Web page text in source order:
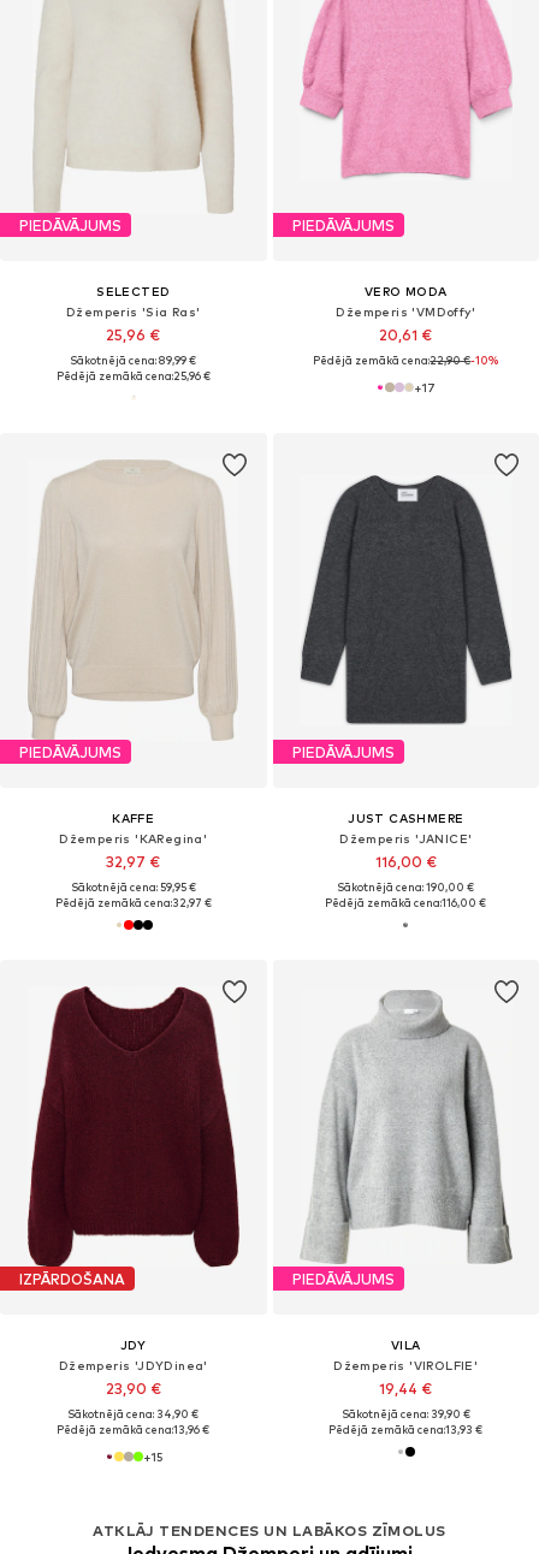
PIEDĀVĀJUMS
SELECTED
Džemperis 'Sia Ras'
25,96 €
Sākotnējā cena: 89,99 €
Pēdējā zemākā cena:25,96 €
PIEDĀVĀJUMS
VERO MODA
Džemperis 'VMDoffy'
20,61 €
Pēdējā zemākā cena:22,90 €-10%
+17
PIEDĀVĀJUMS
KAFFE
Džemperis 'KARegina'
32,97 €
Sākotnējā cena: 59,95 €
Pēdējā zemākā cena:32,97 €
PIEDĀVĀJUMS
JUST CASHMERE
Džemperis 'JANICE'
116,00 €
Sākotnējā cena: 190,00 €
Pēdējā zemākā cena:116,00 €
IZPĀRDOŠANA
JDY
Džemperis 'JDYDinea'
23,90 €
Sākotnējā cena: 34,90 €
Pēdējā zemākā cena:13,96 €
+15
PIEDĀVĀJUMS
VILA
Džemperis 'VIROLFIE'
19,44 €
Sākotnējā cena: 39,90 €
Pēdējā zemākā cena:13,93 €
ATKLĀJ TENDENCES UN LABĀKOS ZĪMOLUS